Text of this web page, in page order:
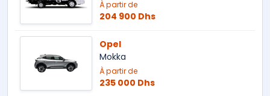
À partir de
204 900 Dhs
Opel
Mokka
À partir de
235 000 Dhs